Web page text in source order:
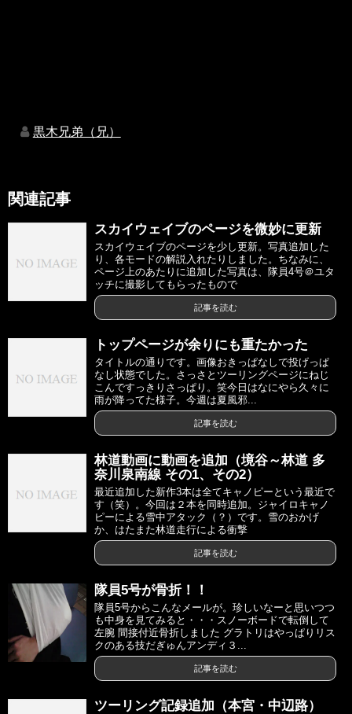
黒木兄弟（兄）
関連記事
スカイウェイブのページを微妙に更新
スカイウェイブのページを少し更新。写真追加した
り、各モードの解説入れたりしました。ちなみに、
ページ上のあたりに追加した写真は、隊員4号＠ユタ
ッチに撮影してもらったもので
記事を読む
トップページが余りにも重たかった
タイトルの通りです。画像おきっぱなしで投げっぱ
なし状態でした。さっさとツーリングページにねじ
こんですっきりさっぱり。笑今日はなにやら久々に
雨が降ってた様子。今週は夏風邪...
記事を読む
林道動画に動画を追加（境谷～林道 多
奈川泉南線 その1、その2）
最近追加した新作3本は全てキャノピーという最近で
す（笑）。今回は２本を同時追加。ジャイロキャノ
ピーによる雪中アタック（？）です。雪のおかげ
か、はたまた林道走行による衝撃
記事を読む
隊員5号が骨折！！
隊員5号からこんなメールが。珍しいなーと思いつつ
も中身を見てみると・・・スノーボードで転倒して
左腕 間接付近骨折しました グラトリはやっぱりリス
クのある技だぎゅんアンディ３...
記事を読む
ツーリング記録追加（本宮・中辺路）